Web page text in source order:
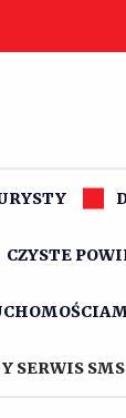
CZYSTE
SERWIS SMS